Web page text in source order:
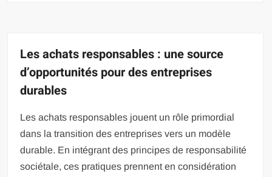
Les achats responsables : une source
d’opportunités pour des entreprises
durables
Les achats responsables jouent un rôle primordial
dans la transition des entreprises vers un modèle
durable. En intégrant des principes de responsabilité
sociétale, ces pratiques prennent en considération